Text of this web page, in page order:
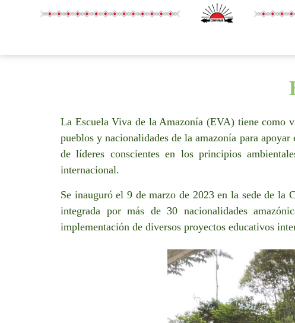
La Escuela Viva de la Amazonía (EVA) tiene como
pueblos y nacionalidades de la amazonía para
de líderes conscientes en los principios
internacional.
Se inauguró el 9 de marzo de 2023 en la sede de
integrada por más de 30 nacionalidades
implementación de diversos proyectos educativos